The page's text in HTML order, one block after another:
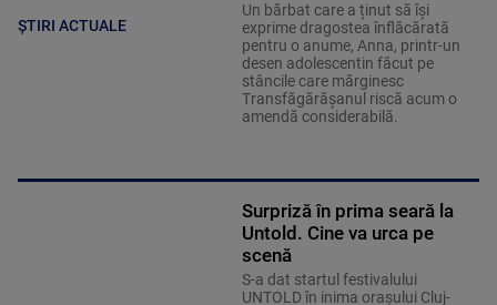
ȘTIRI ACTUALE
Un bărbat care a ținut să își
exprime dragostea înflăcărată
pentru o anume, Anna, printr-un
desen adolescentin făcut pe
stâncile care mărginesc
Transfăgărășanul riscă acum o
amendă considerabilă.
Surpriză în prima seară la
Untold. Cine va urca pe
scenă
S-a dat startul festivalului
UNTOLD în inima orașului Cluj-